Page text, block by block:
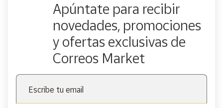
Apúntate para recibir
novedades, promociones
y ofertas exclusivas de
Correos Market
Escribe tu email